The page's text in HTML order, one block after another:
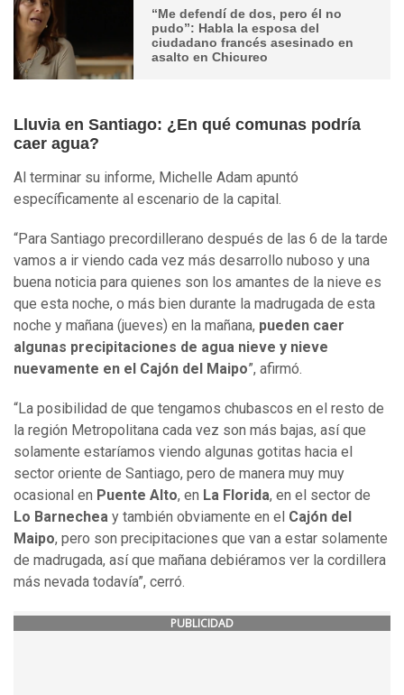
“Me defendí de dos, pero él no
pudo”: Habla la esposa del
ciudadano francés asesinado en
asalto en Chicureo
Lluvia en Santiago: ¿En qué comunas podría
caer agua?
Al terminar su informe, Michelle Adam apuntó
específicamente al escenario de la capital.
“Para Santiago precordillerano después de las 6 de la tarde
vamos a ir viendo cada vez más desarrollo nuboso y una
buena noticia para quienes son los amantes de la nieve es
que esta noche, o más bien durante la madrugada de esta
noche y mañana (jueves) en la mañana, pueden caer
algunas precipitaciones de agua nieve y nieve
nuevamente en el Cajón del Maipo”, afirmó.
“La posibilidad de que tengamos chubascos en el resto de
la región Metropolitana cada vez son más bajas, así que
solamente estaríamos viendo algunas gotitas hacia el
sector oriente de Santiago, pero de manera muy muy
ocasional en Puente Alto, en La Florida, en el sector de
Lo Barnechea y también obviamente en el Cajón del
Maipo, pero son precipitaciones que van a estar solamente
de madrugada, así que mañana debiéramos ver la cordillera
más nevada todavía”, cerró.
PUBLICIDAD